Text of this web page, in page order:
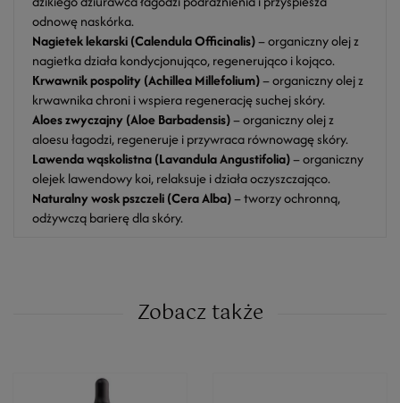
odnowę naskórka.
Nagietek lekarski (Calendula Officinalis)– organiczny olej z
nagietka działa kondycjonująco, regenerująco i kojąco.
Krwawnik pospolity (Achillea Millefolium)– organiczny olej z
krwawnika chroni i wspiera regenerację suchej skóry.
Aloes zwyczajny (Aloe Barbadensis)– organiczny olej z
aloesu łagodzi, regeneruje i przywraca równowagę skóry.
Lawenda wąskolistna (Lavandula Angustifolia)– organiczny
olejek lawendowy koi, relaksuje i działa oczyszczająco.
Naturalny wosk pszczeli (Cera Alba)– tworzy ochronną,
odżywczą barierę dla skóry.
Zobacz także